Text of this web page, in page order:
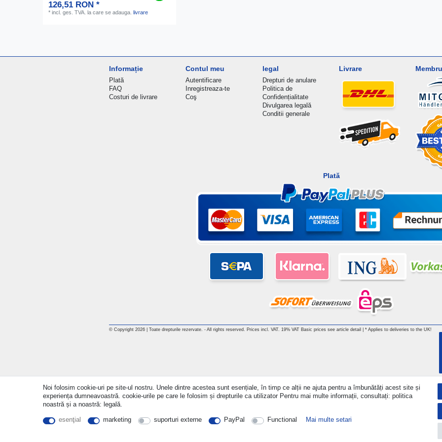
126,51 RON *
*incl. ges. TVA. la care se adauga.livrare
Informație
Plată
FAQ
Costuri de livrare
Contul meu
Autentificare
Inregistreaza-te
Coş
legal
Drepturi de anulare
Politica de
Confidențialitate
Divulgarea legală
Conditii generale
Livrare
Plată
© Copyright 2026 | Toate drepturile rezervate. - All rights reserved. Prices incl. VAT. 19% VAT Basic prices see article detail | * Applies to deliveries to the UK!
Noi folosim cookie-uri pe site-ul nostru. Unele dintre acestea sunt esențiale, în timp ce alții ne ajuta pentru a îmbunătăți acest site și
experiența dumneavoastră. cookie-urile pe care le folosim și drepturile ca utilizator Pentru mai multe informații, consultați: politica
noastră și a noastră: legală.
esenţial marketing suporturi externe PayPal Functional Mai multe setari